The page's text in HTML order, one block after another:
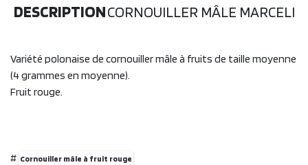
DESCRIPTIONCORNOUILLER MÂLE MARCELI
Variété polonaise de cornouiller mâle à fruits de taille moyenne
(4 grammes en moyenne).
Fruit rouge.
# Cornouiller mâle à fruit rouge